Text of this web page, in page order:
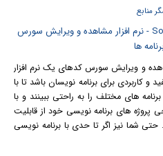
منابع
و ویرایش سورس کدهای یک نرم افزار
کاربردی برای برنامه نویسان باشد تا با
های مختلف را به راحتی ببینند و با
پروژه های برنامه نویسی خود از قابلیت
شما نیز اگر تا حدی با برنامه نویسی